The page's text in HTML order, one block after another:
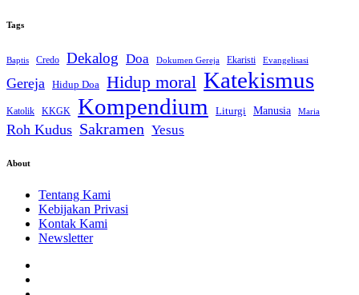
Tags
Baptis Credo Dekalog Doa Dokumen Gereja Ekaristi Evangelisasi
Gereja Hidup Doa Hidup moral Katekismus
Katolik KKGK Kompendium Liturgi Manusia Maria
Roh Kudus Sakramen Yesus
About
Tentang Kami
Kebijakan Privasi
Kontak Kami
Newsletter